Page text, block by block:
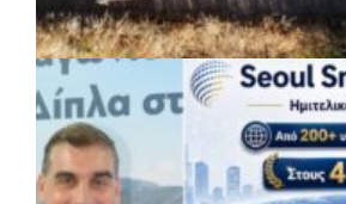
ΡΕΠΟΡΤΑΖ 07/08/2026 · 16:59
ΥΠΑΑΤ: 12,5 εκατ. ευρώ για
βιοασφάλειας στις 13
χώρας